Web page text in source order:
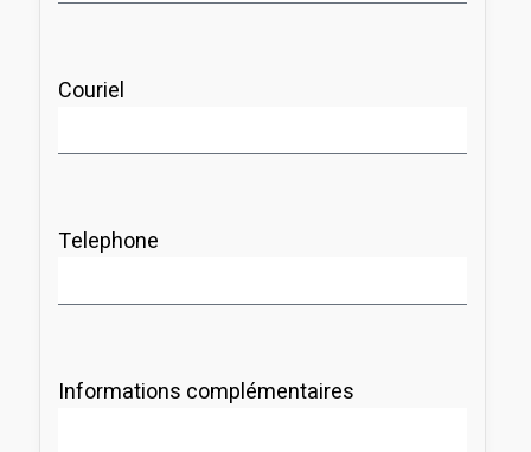
Couriel
Telephone
Informations complémentaires